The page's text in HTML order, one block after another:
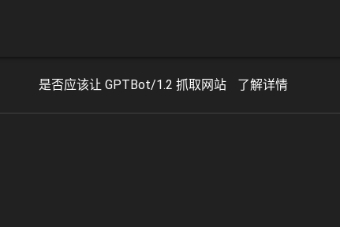
是否应该让 GPTBot/1.2 抓取网站 了解详情